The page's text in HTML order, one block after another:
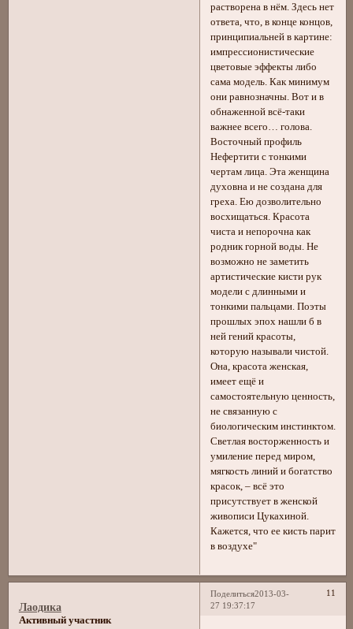
растворена в нём. Здесь нет
ответа, что, в конце концов,
принципиальней в картине:
импрессионистические
цветовые эффекты либо
сама модель. Как минимум
они равнозначны. Вот и в
обнаженной всё-таки
важнее всего… голова.
Восточный профиль
Нефертити с тонкими
чертам лица. Эта женщина
духовна и не создана для
греха. Ею дозволительно
восхищаться. Красота
чиста и непорочна как
родник горной воды. Не
возможно не заметить
артистические кисти рук
модели с длинными и
тонкими пальцами. Поэты
прошлых эпох нашли б в
ней гений красоты,
которую называли чистой.
Она, красота женская,
имеет ещё и
самостоятельную ценность,
не связанную с
биологическим инстинктом.
Светлая восторженность и
умиление перед миром,
мягкость линий и богатство
красок, – всё это
присутствует в женской
живописи Цукахиной.
Кажется, что ее кисть парит
в воздухе"
Поделиться 11
2013-03-
27 19:37:17
Лаодика
Активный участник